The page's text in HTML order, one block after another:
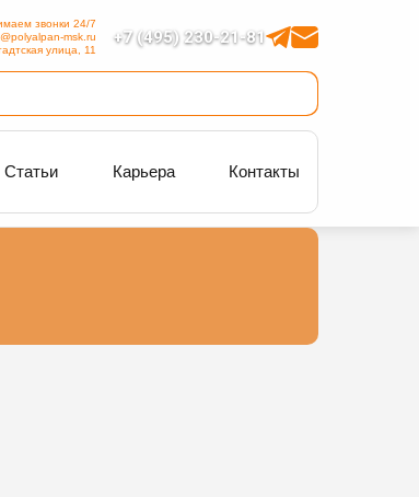
+7 (495) 230-21-81
звонки 24/7
msk.ru
улица, 11
Статьи Карьера Контакты